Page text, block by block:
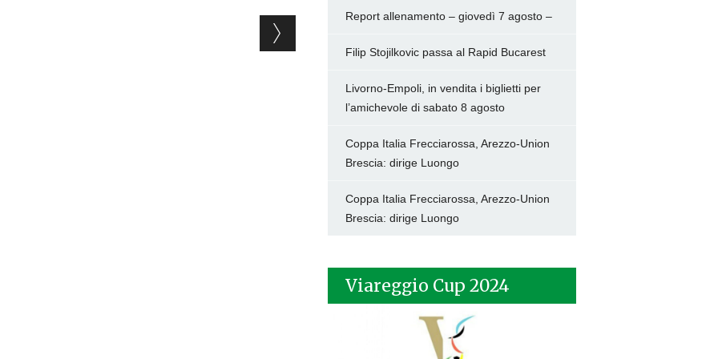
Report allenamento – giovedì 7 agosto –
Filip Stojilkovic passa al Rapid Bucarest
Livorno-Empoli, in vendita i biglietti per
l’amichevole di sabato 8 agosto
Coppa Italia Frecciarossa, Arezzo-Union
Brescia: dirige Luongo
Coppa Italia Frecciarossa, Arezzo-Union
Brescia: dirige Luongo
Viareggio Cup 2024